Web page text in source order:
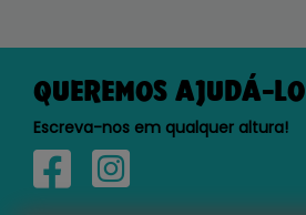
QUEREMOS AJUDÁ-LO
Escreva-nos em qualquer altura!